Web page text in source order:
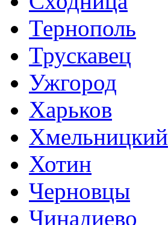
Тернополь
Трускавец
Ужгород
Харьков
Хмельницкий
Хотин
Черновцы
Чинадиево